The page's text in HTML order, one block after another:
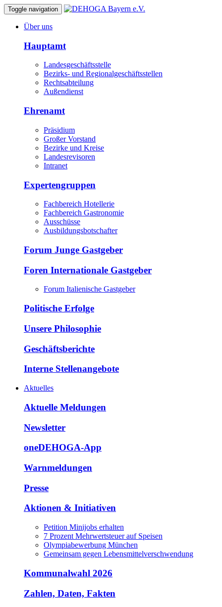
Toggle navigation
Über uns
Hauptamt
Landesgeschäftsstelle
Bezirks- und Regionalgeschäftsstellen
Rechtsabteilung
Außendienst
Ehrenamt
Präsidium
Großer Vorstand
Bezirke und Kreise
Landesrevisoren
Intranet
Expertengruppen
Fachbereich Hotellerie
Fachbereich Gastronomie
Ausschüsse
Ausbildungsbotschafter
Forum Junge Gastgeber
Foren Internationale Gastgeber
Forum Italienische Gastgeber
Politische Erfolge
Unsere Philosophie
Geschäftsberichte
Interne Stellenangebote
Aktuelles
Aktuelle Meldungen
Newsletter
oneDEHOGA-App
Warnmeldungen
Presse
Aktionen & Initiativen
Petition Minijobs erhalten
7 Prozent Mehrwertsteuer auf Speisen
Olympiabewerbung München
Gemeinsam gegen Lebensmittelverschwendung
Kommunalwahl 2026
Zahlen, Daten, Fakten